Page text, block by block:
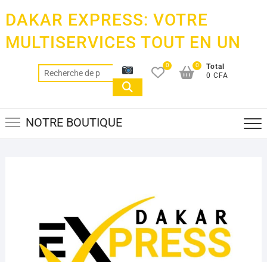
content
DAKAR EXPRESS: VOTRE
MULTISERVICES TOUT EN UN
Recherche
pour :
0
Total
0 CFA
0
NOTRE BOUTIQUE